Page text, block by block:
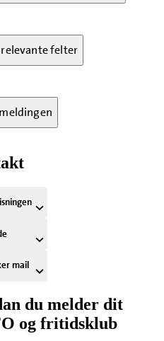
felter
mail
du melder dit
og fritidsklub